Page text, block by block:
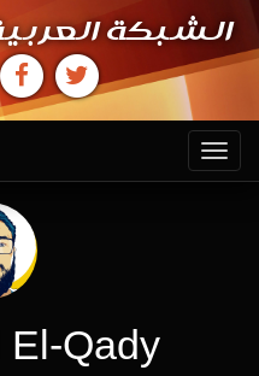
الشبكة
Toggle
navigation
El-Qady